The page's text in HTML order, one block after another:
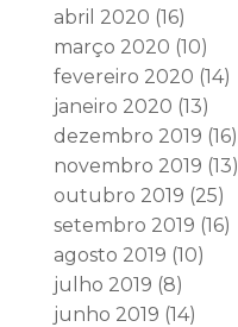
abril 2020 (16)
março 2020 (10)
fevereiro 2020 (14)
janeiro 2020 (13)
dezembro 2019 (16)
novembro 2019 (13)
outubro 2019 (25)
setembro 2019 (16)
agosto 2019 (10)
julho 2019 (8)
junho 2019 (14)